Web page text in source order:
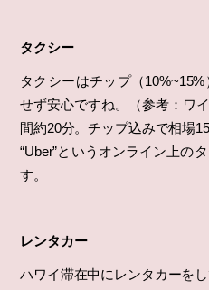
タクシー
タクシーはチップ（
せず安心ですね。（参考：ワ
間約20分。チップ込みで相場15
“Uber”というオンライン上の
す。
レンタカー
ハワイ滞在中にレンタカーを